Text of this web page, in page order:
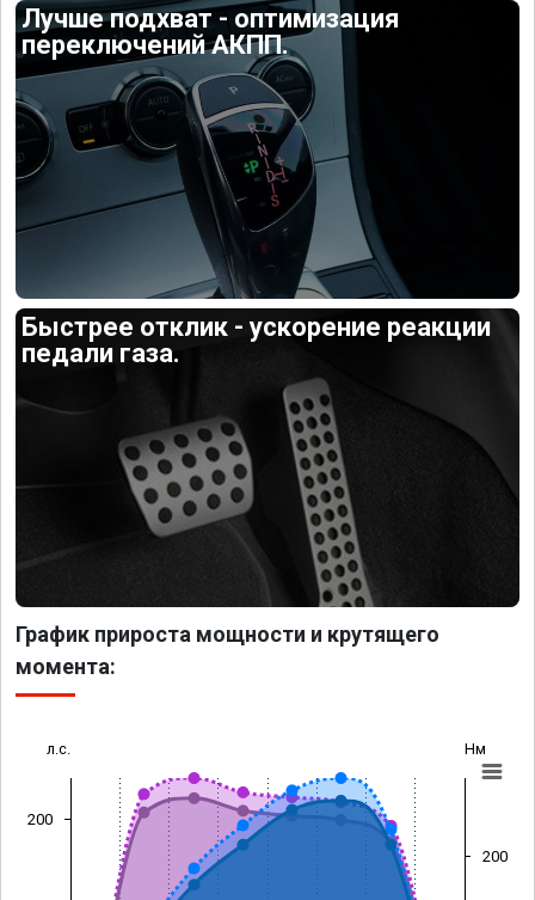
Лучше подхват - оптимизация
переключений АКПП.
Быстрее отклик - ускорение реакции
педали газа.
График прироста мощности и крутящего
момента:
л.с. Нм
200
200